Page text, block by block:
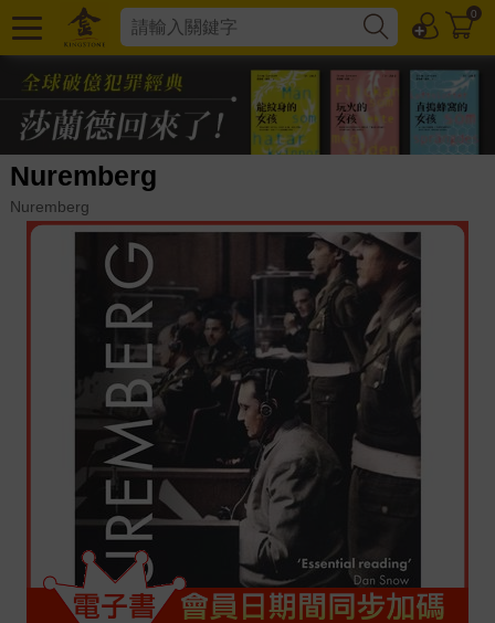
0
Nuremberg
Nuremberg